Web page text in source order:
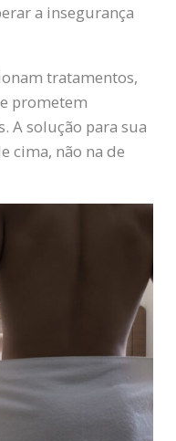
a insegurança
tratamentos,
prometem
A solução para sua
cima, não na de